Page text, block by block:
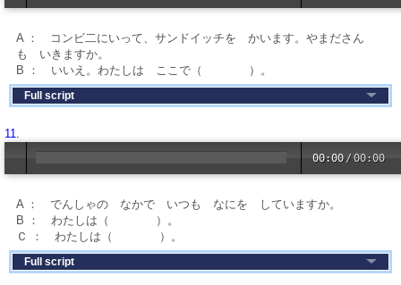
A ： コンビ二にいって、サンドイッチを かいます。やまださん
も いきますか。
B ： いいえ。わたしは ここで（ ）。
Full script
11.
00:00 /00:00
A ： でんしゃの なかで いつも なにを していますか。
B ： わたしは（ ）。
Ｃ ： わたしは（ ）。
Full script